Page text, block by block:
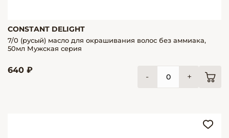
CONSTANT DELIGHT
7/0 (русый) масло для окрашивания волос без аммиака,
50мл Мужская серия
640 ₽
- +